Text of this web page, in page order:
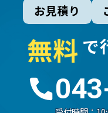
お見積り
無料 で